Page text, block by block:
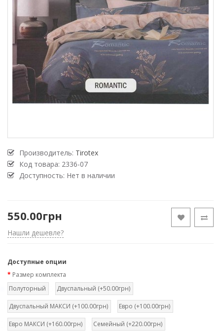
Производитель: Tirotex
Код товара: 2336-07
Доступность: Нет в наличии
550.00грн
Нашли дешевле?
Доступные опции
Размер комплекта
Полуторный
Двуспальный (+50.00грн)
Двуспальный МАКСИ (+100.00грн) Евро (+100.00грн)
Евро МАКСИ (+160.00грн) Семейный (+220.00грн)